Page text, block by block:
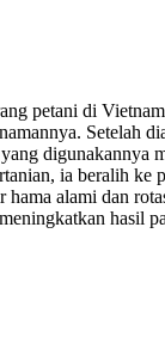
petani di
Setelah
digunakannya
ia beralih ke
hama alami dan
hasil